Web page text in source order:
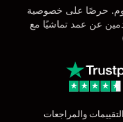
هنا التقييمات المميزة ذات 4 و5 نجوم. حرصًا على خصوصية
عن عمد تماشيًا مع
التقييمات والمراجعات